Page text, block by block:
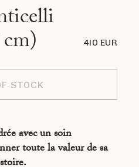
410 EUR
STOCK
avec un soin
toute la valeur de sa